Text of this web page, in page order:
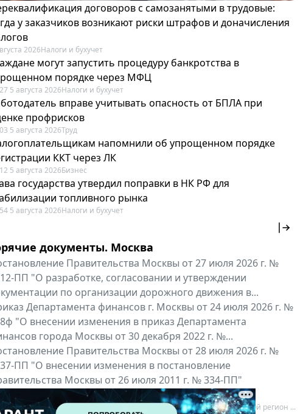
договоров с самозанятыми в трудовые:
у заказчиков возникают риски штрафов и доначисления
2026Налоги и бухучет
могут запустить процедуру банкротства в
порядке через МФЦ
5 августа 2026Налоги и бухучет
вправе учитывать опасность от БПЛА при
профрисков
5 августа 2026Труд
напомнили об упрощенном порядке
ККТ через ЛК
5 августа 2026Бизнес
государства утвердил поправки в НК РФ для
топливного рынка
5 августа 2026Налоги и бухучет
документы. Москва
Правительства Москвы от 27 июля 2026 г. №
ПП "О разработке, согласовании и утверждении
по организации дорожного движения в...
Департамента финансов г. Москвы от 24 июля 2026 г. №
"О внесении изменения в приказ Департамента
города Москвы от 30 декабря 2022 г. №...
Правительства Москвы от 28 июля 2026 г. №
ПП "О внесении изменения в постановление
Москвы от 26 июля 2011 г. № 334-ПП"
региональные документы Мой регион ...